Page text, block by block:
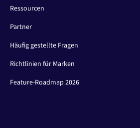
Ressourcen
Partner
Häufig gestellte Fragen
Richtlinien für Marken
Feature-Roadmap 2026